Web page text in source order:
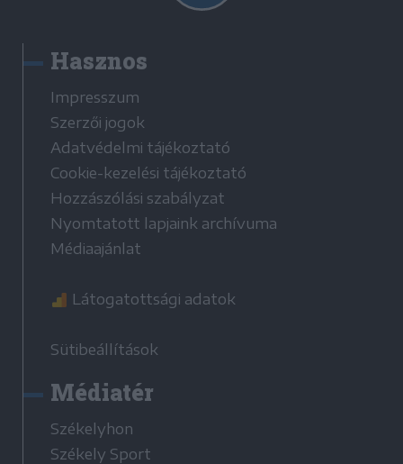
Hasznos
Impresszum
Szerzői jogok
Adatvédelmi tájékoztató
Cookie-kezelési tájékoztató
Hozzászólási szabályzat
Nyomtatott lapjaink archívuma
Médiaajánlat
Látogatottsági adatok
Sütibeállítások
Médiatér
Székelyhon
Székely Sport